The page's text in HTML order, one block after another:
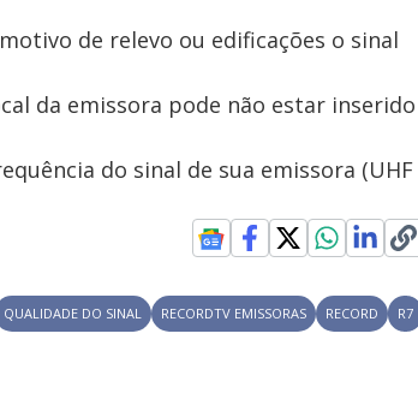
de relevo ou edificações o sinal
da emissora pode não estar inserido
do sinal de sua emissora (UHF
QUALIDADE DO SINAL RECORDTV EMISSORAS RECORD R7